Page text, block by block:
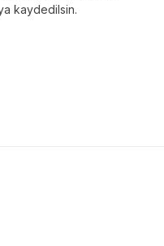
kaydedilsin.